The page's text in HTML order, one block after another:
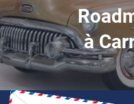
à